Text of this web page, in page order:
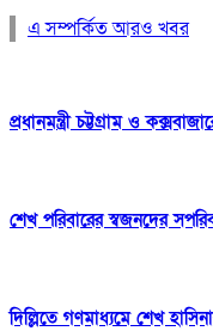
এ সম্পর্কিত আরও খবর
প্রধানমন্ত্রী চট্টগ্রাম ও
শেখ পরিবারের স্বজনদের
দিল্লিতে গণমাধ্যমে শেখ